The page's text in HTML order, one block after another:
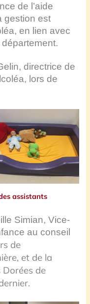
de l’aide
gestion est
en lien avec
directrice de
lors de
assistants
Simian, Vice-
au conseil
de
et de la
Dorées de